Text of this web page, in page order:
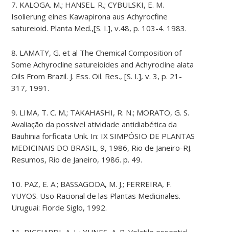
7. KALOGA. M.; HANSEL. R.; CYBULSKI, E. M.
Isolierung eines Kawapirona aus Achyrocfine
satureioid. Planta Med.,[S. I.], v.48, p. 103-4. 1983.
8. LAMATY, G. et al The Chemical Composition of
Some Achyrocline satureioides and Achyrocline alata
Oils From Brazil. J. Ess. Oil. Res., [S. I.], v. 3, p. 21-
317, 1991.
9. LIMA, T. C. M.; TAKAHASHI, R. N.; MORATO, G. S.
Avaliação da possível atividade antidiabética da
Bauhinia forficata Unk. In: IX SIMPÓSIO DE PLANTAS
MEDICINAIS DO BRASIL, 9, 1986, Rio de Janeiro-RJ.
Resumos, Rio de Janeiro, 1986. p. 49.
10. PAZ, E. A.; BASSAGODA, M. J.; FERREIRA, F.
YUYOS. Uso Racional de las Plantas Medicinales.
Uruguai: Fiorde Siglo, 1992.